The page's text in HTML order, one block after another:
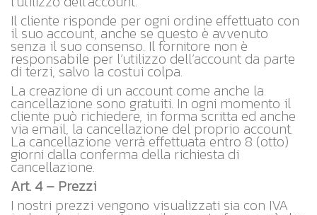
Il cliente risponde per ogni ordine effettuato con
il suo account, anche se questo è avvenuto
senza il suo consenso. Il fornitore non è
responsabile per l’utilizzo dell’account da parte
di terzi, salvo la costui colpa.
La creazione di un account come anche la
cancellazione sono gratuiti. In ogni momento il
cliente può richiedere, in forma scritta ed anche
via email, la cancellazione del proprio account.
La cancellazione verrà effettuata entro 8 (otto)
giorni dalla conferma della richiesta di
cancellazione.
Art. 4 – Prezzi
I nostri prezzi vengono visualizzati sia con IVA